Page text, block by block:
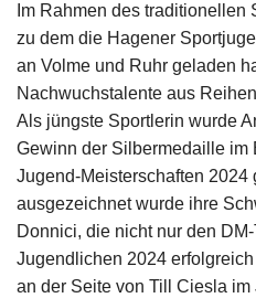
Im Rahmen des traditionellen
zu dem die Hagener
an Volme und Ruhr geladen
Nachwuchstalente aus
Als jüngste Sportlerin wurde
Gewinn der Silbermedaille im
Jugend-Meisterschaften 2024
ausgezeichnet wurde ihre
Donnici, die nicht nur den
Jugendlichen 2024
an der Seite von Till Ciesla